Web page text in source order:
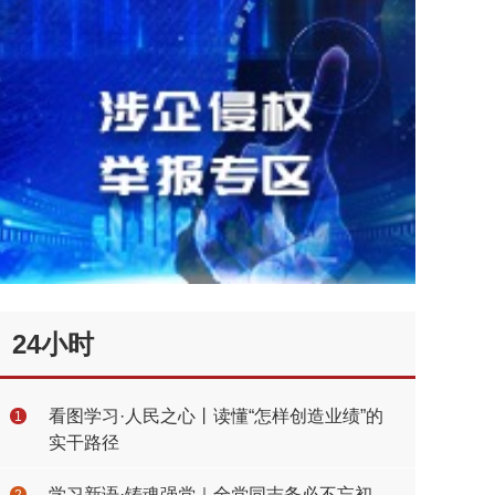
24小时
1
看图学习·人民之心丨读懂“怎样创造业绩”的
实干路径